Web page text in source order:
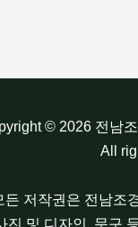
© 2026 전남
All
든 저작권은 전남조
진 및 디자인, 문구